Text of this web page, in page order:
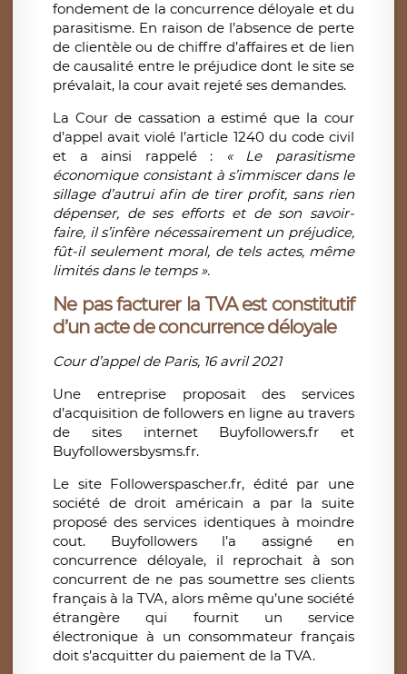
fondement de la concurrence déloyale et du
parasitisme. En raison de l’absence de perte
de clientèle ou de chiffre d’affaires et de lien
de causalité entre le préjudice dont le site se
prévalait, la cour avait rejeté ses demandes.
La Cour de cassation a estimé que la cour
d’appel avait violé l’article 1240 du code civil
et a ainsi rappelé :
« Le parasitisme
économique consistant à s’immiscer dans le
sillage d’autrui afin de tirer profit, sans rien
dépenser, de ses efforts et de son savoir-
faire, il s’infère nécessairement un préjudice,
fût-il seulement moral, de tels actes, même
limités dans le temps ».
Ne pas facturer la TVA est constitutif
d’un acte de concurrence déloyale
Cour d’appel de Paris, 16 avril 2021
Une entreprise proposait des services
d’acquisition de followers en ligne au travers
de sites internet Buyfollowers.fr et
Buyfollowersbysms.fr.
Le site Followerspascher.fr, édité par une
société de droit américain a par la suite
proposé des services identiques à moindre
cout. Buyfollowers l’a assigné en
concurrence déloyale, il reprochait à son
concurrent de ne pas soumettre ses clients
français à la TVA, alors même qu’une société
étrangère qui fournit un service
électronique à un consommateur français
doit s’acquitter du paiement de la TVA.